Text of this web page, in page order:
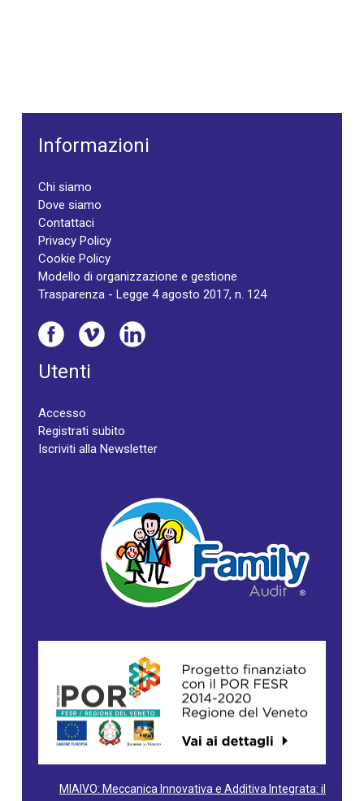
Informazioni
Chi siamo
Dove siamo
Contattaci
Privacy Policy
Cookie Policy
Modello di organizzazione e gestione
Trasparenza - Legge 4 agosto 2017, n. 124
Utenti
Accesso
Registrati subito
Iscriviti alla Newsletter
MIAIVO: Meccanica Innovativa e Additiva Integrata: il